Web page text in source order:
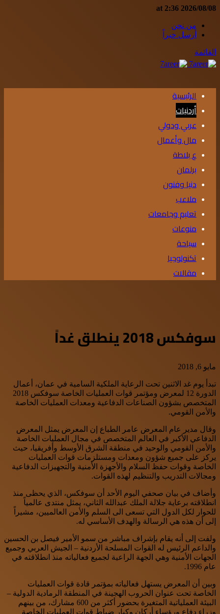
2026/08/08 at 2:36
من نحن
أرسل خبراً
القائمة
الرئيسية
أردنيات
عربي ودولي
مال وأعمال
ع بلاطة
برلمان
دنيا وفنون
ملاعب
تعليم وجامعات
منوعات
سياحة
تكنولوجيا
مقالات
سوفكس 2018 ينطلق غداً
مايو 6, 2018
تبدأ يوم غد الاثنين تحت الرعاية الملكية السامية في عمان، أعمال
الدورة 12 لمعرض ومؤتمر قوات العمليات الخاصة سوفكس 2018
المتخصص بشؤون الصناعات الدفاعية ومعدات العمليات الخاصة
والأمن القومي.
وقال مدير عام المعرض عامر الطباع إن المعرض يمثل المعرض
الدفاعي الأكبر في العالم المتخصص في مجال العمليات الخاصة
والأمن القومي والوحيد في منطقة الشرق الأوسط وأفريقيا، حيث
يركز على جميع شؤون ومعدات ومستلزمات قوات العمليات
الخاصة وقوات حفظ السلام والأجهزة الأمنية والتجهيزات الدفاعية
ومجالات التدريب والتنظيم لهذه القوات.
وأضاف في بيان صحفي اليوم الأحد أن سوفكس، الذي يحظى منذ
انطلاقته برعاية جلالة الملك عبدالله الثاني، يمثل منتدى عالمياً
للحوار لكل الدول التي تسعى الى السلم والأمن العالميين، مشيراً
إلى أن هذه هي الرسالة والهدف الأساسي له.
ولفت إلى أنه يقام بإشراف مباشر من سمو الأمير فيصل بن الحسين
والداعم الرئيس له القوات المسلحة الأردنية – الجيش العربي وجميع
الجهات الأمنية وهي الجهة الراعية لجميع فعالياته منذ انطلاقته في
عام 1996.
وبين أن المعرض يستهل فعالياته بمؤتمر قادة قوات العمليات
الخاصة تحت عنوان الحروب الهجينة في المنطقة الرمادية الدولية –
البيئة العملياتية المتغيرة بحضور أكثر من 600 مشارك، من بينهم
وزراء دفاع ورؤساء أركان وكبار ضباط قوات العمليات الخاصة